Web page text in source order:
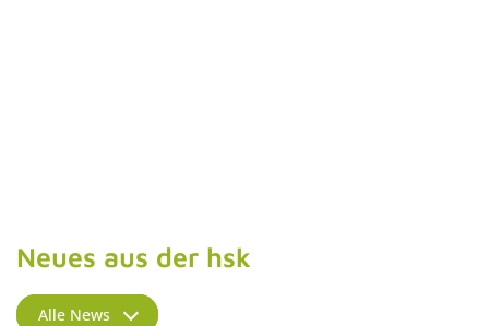
Neues aus der hsk
Alle News